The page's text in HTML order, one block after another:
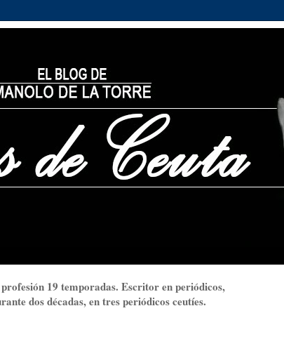
19 temporadas. Escritor en periódicos,
dos décadas, en tres periódicos ceutíes.